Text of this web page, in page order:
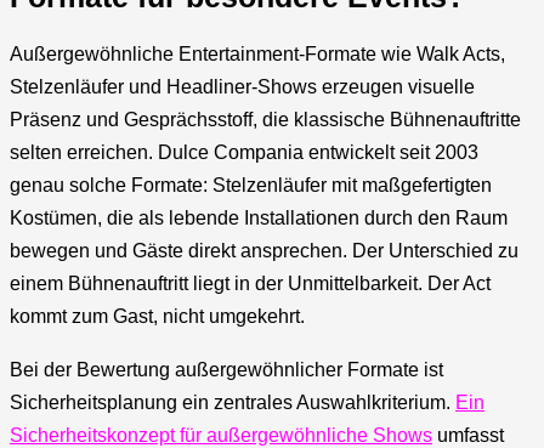
Außergewöhnliche Entertainment-Formate wie Walk Acts,
Stelzenläufer und Headliner-Shows erzeugen visuelle
Präsenz und Gesprächsstoff, die klassische Bühnenauftritte
selten erreichen. Dulce Compania entwickelt seit 2003
genau solche Formate: Stelzenläufer mit maßgefertigten
Kostümen, die als lebende Installationen durch den Raum
bewegen und Gäste direkt ansprechen. Der Unterschied zu
einem Bühnenauftritt liegt in der Unmittelbarkeit. Der Act
kommt zum Gast, nicht umgekehrt.
Bei der Bewertung außergewöhnlicher Formate ist
Sicherheitsplanung ein zentrales Auswahlkriterium. Ein
Sicherheitskonzept für außergewöhnliche Shows umfasst